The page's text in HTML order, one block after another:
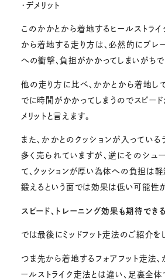
・デメリット
このかかとから着地するヒールストライ
から着地する走り方は、必然的にブレ
への衝撃、負担がかかってしまいがちで
他の走り方に比べ、かかとから着地し
でに時間がかかってしまうのでスピー
メリットと言えます。
また、かかとのクッションが入っている
多く売られていますが、逆にそのシュ
て、クッションが厚い為体への負担は軽
鍛えるという面では効果は低い可能性が
スピード、トレーニング効果も期待でき
では最後にミッドフット走法のご紹介を
つま先から着地するフォアフット走法、
ールストライク走法とは違い、足裏全